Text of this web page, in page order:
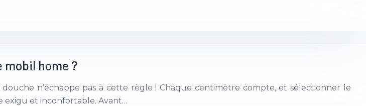
mobil home ?
n’échappe pas à cette règle ! Chaque centimètre compte, et sélectionner le
exigu et inconfortable. Avant…